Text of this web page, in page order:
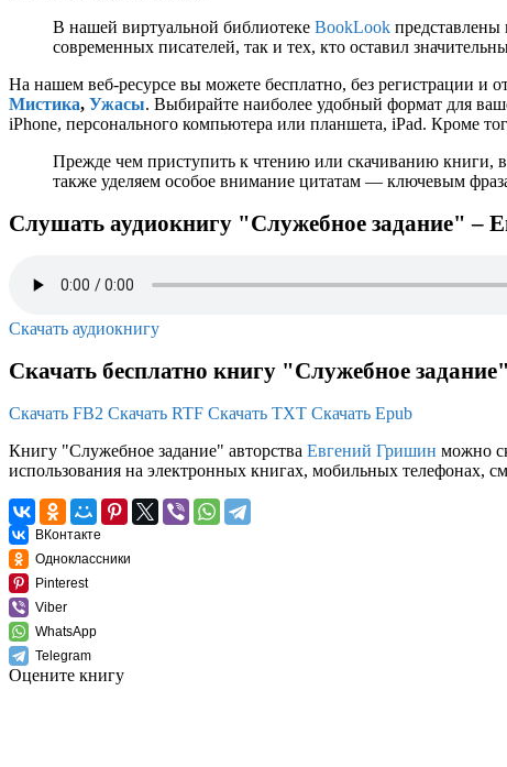
В нашей виртуальной библиотеке BookLook представлены
современных писателей, так и тех, кто оставил
На нашем веб-ресурсе вы можете бесплатно, без регистрации и
Мистика, Ужасы. Выбирайте наиболее удобный формат для
iPhone, персонального компьютера или планшета, iPad. Кроме
Прежде чем приступить к чтению или скачиванию книги,
также уделяем особое внимание цитатам — ключевым
Слушать аудиокнигу "Служебное задание" –
Скачать аудиокнигу
Скачать бесплатно книгу "Служебное
Скачать FB2 Скачать RTF Скачать TXT Скачать Epub
Книгу "Служебное задание" авторства Евгений Гришин можно
использования на электронных книгах, мобильных телефонах,
ВКонтакте
Одноклассники
Pinterest
Viber
WhatsApp
Telegram
Оцените книгу